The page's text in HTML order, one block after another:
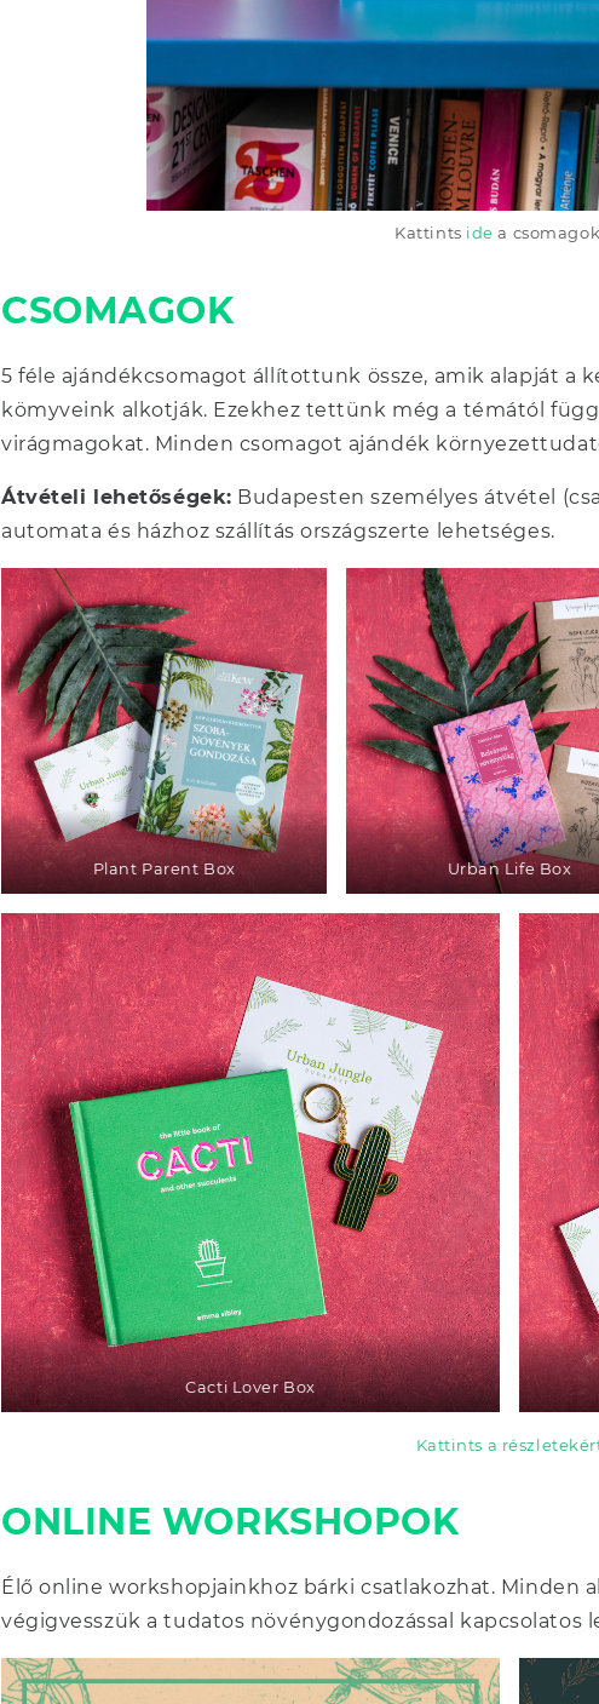
Kattints ide a
CSOMAGOK
5 féle ajándékcsomagot állítottunk össze, amik alapját a
kömyveink alkotják. Ezekhez tettünk még a témától
virágmagokat. Minden csomagot ajándék
Átvételi lehetőségek: Budapesten személyes átvétel
automata és házhoz szállítás országszerte lehetséges.
Plant Parent Box Urban Life Box
Cacti Lover Box
Kattints a
ONLINE WORKSHOPOK
Élő online workshopjainkhoz bárki csatlakozhat. Minden
végigvesszük a tudatos növénygondozással kapcsolatos